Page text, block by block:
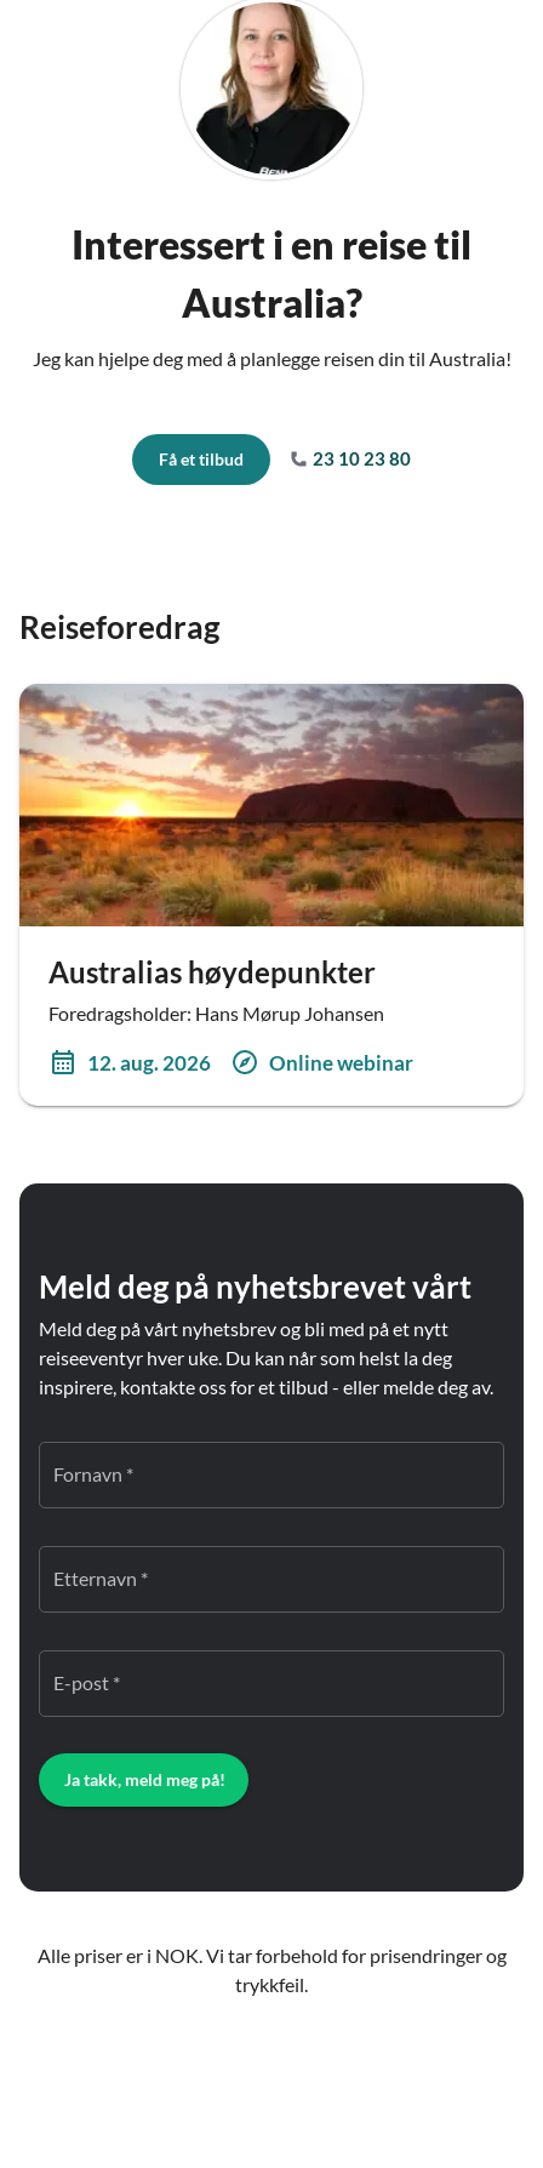
Interessert i en reise til
Australia?
Jeg kan hjelpe deg med å planlegge reisen din til Australia!
Få et tilbud 23 10 23 80
Reiseforedrag
Australias høydepunkter
Foredragsholder: Hans Mørup Johansen
12. aug. 2026 Online webinar
Meld deg på nyhetsbrevet vårt
Meld deg på vårt nyhetsbrev og bli med på et nytt
reiseeventyr hver uke. Du kan når som helst la deg
inspirere, kontakte oss for et tilbud - eller melde deg av.
Fornavn *
Etternavn *
E-post *
Ja takk, meld meg på!
Alle priser er i NOK. Vi tar forbehold for prisendringer og
trykkfeil.